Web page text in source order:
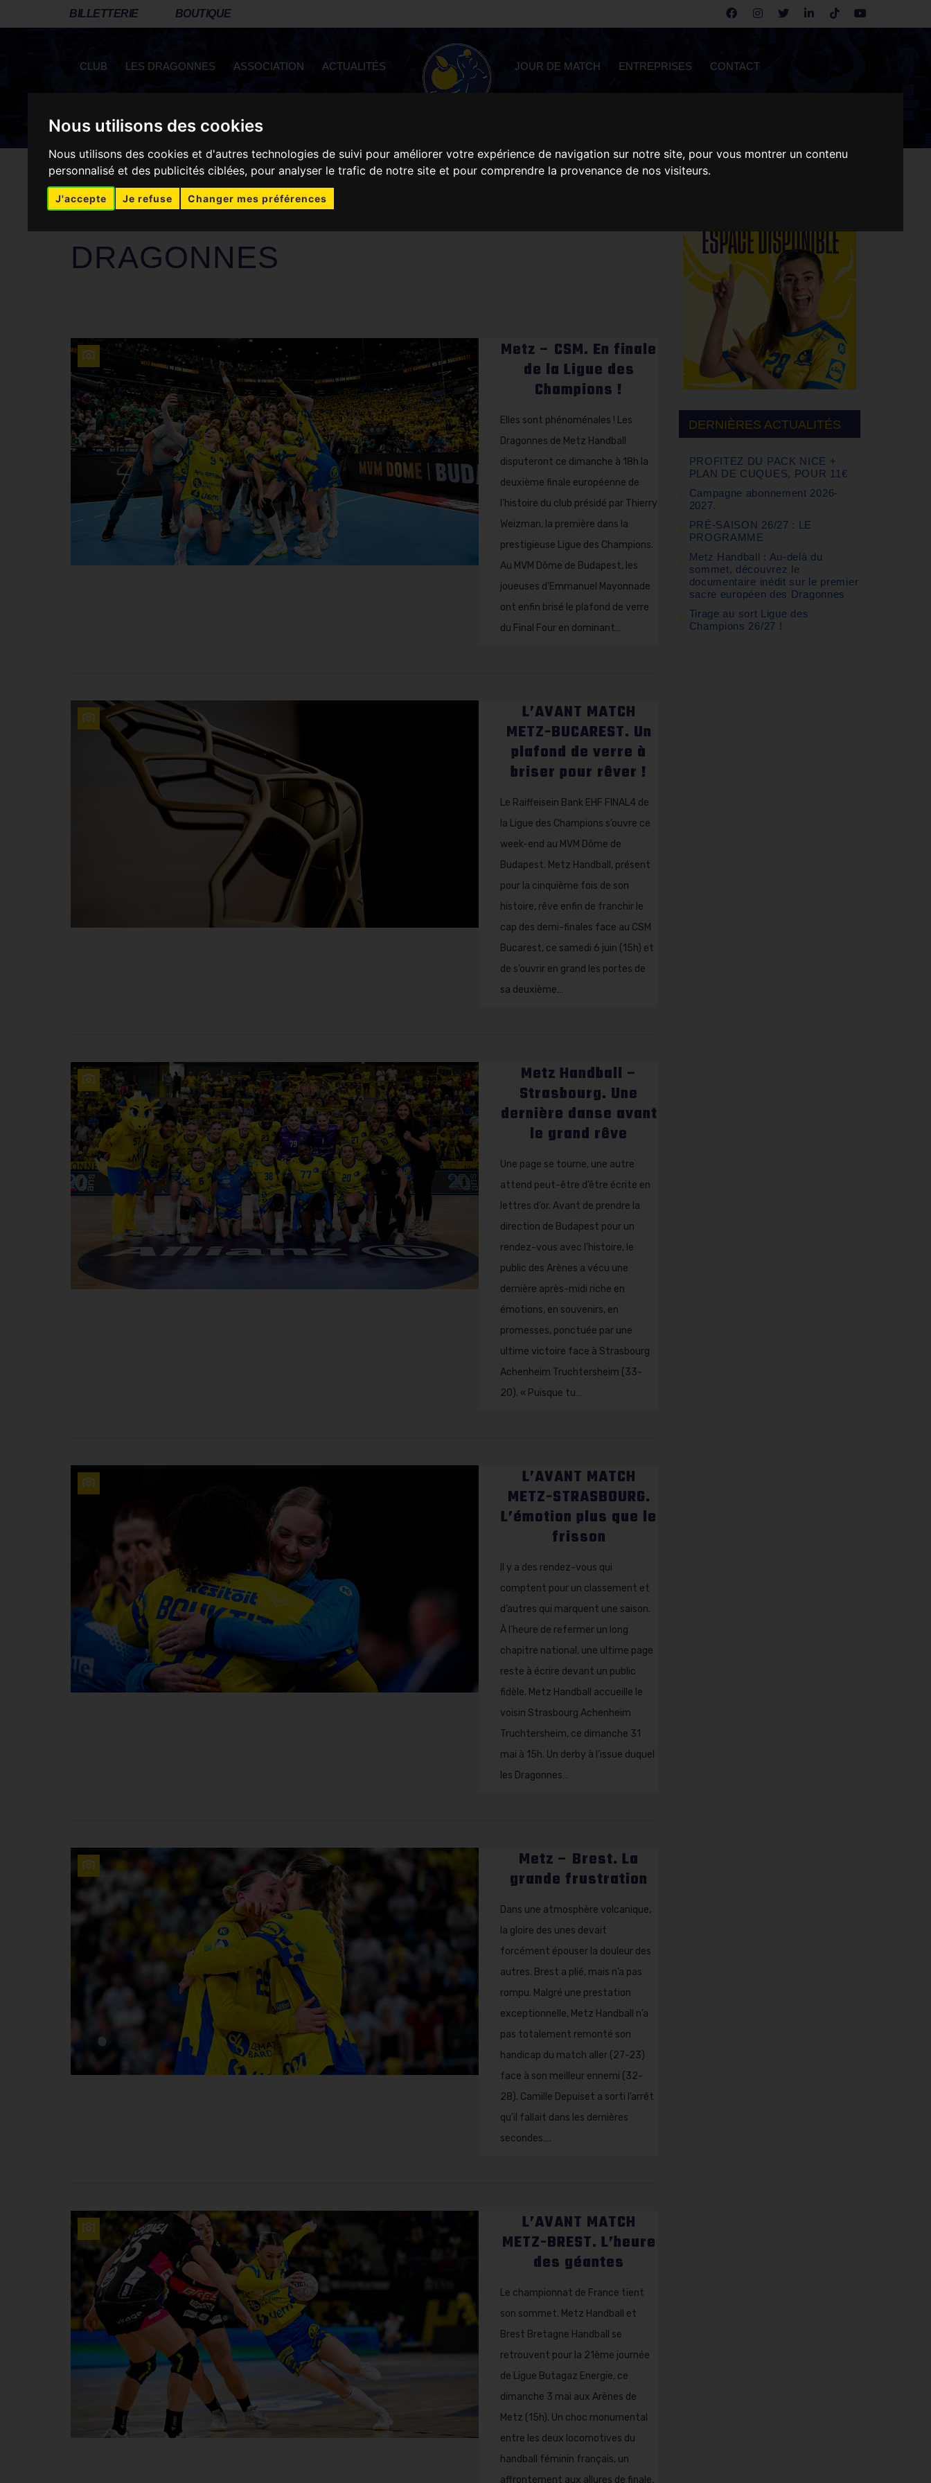
Nous utilisons des cookies
Nous utilisons des cookies et d'autres technologies de suivi pour améliorer votre expérience de navigation sur notre site, pour vous montrer un contenu
personnalisé et des publicités ciblées, pour analyser le trafic de notre site et pour comprendre la provenance de nos visiteurs.
J'accepte Je refuse Changer mes préférences
BILLETTERIE BOUTIQUE
CLUB LES DRAGONNES ASSOCIATION ACTUALITÉS JOUR DE MATCH ENTREPRISES CONTACT
RÉSEAUX SOCIAUX
Metz Handball > Actus Dragonnes > Dragonnes > Dragonnes
DRAGONNES
Metz – CSM. En finale
de la Ligue des
Champions !
Elles sont phénoménales ! Les
Dragonnes de Metz Handball
disputeront ce dimanche à 18h la
deuxième finale européenne de
l’histoire du club présidé par Thierry
Weizman, la première dans la
prestigieuse Ligue des Champions.
Au MVM Dôme de Budapest, les
joueuses d’Emmanuel Mayonnade
ont enfin brisé le plafond de verre
du Final Four en dominant…
L’AVANT MATCH
METZ-BUCAREST. Un
plafond de verre à
briser pour rêver !
Le Raiffeisein Bank EHF FINAL4 de
la Ligue des Champions s’ouvre ce
week-end au MVM Dôme de
Budapest. Metz Handball, présent
pour la cinquième fois de son
histoire, rêve enfin de franchir le
cap des demi-finales face au CSM
Bucarest, ce samedi 6 juin (15h) et
de s’ouvrir en grand les portes de
sa deuxième…
Metz Handball –
Strasbourg. Une
dernière danse avant
le grand rêve
Une page se tourne, une autre
attend peut-être d’être écrite en
lettres d’or. Avant de prendre la
direction de Budapest pour un
rendez-vous avec l’histoire, le
public des Arènes a vécu une
dernière après-midi riche en
émotions, en souvenirs, en
promesses, ponctuée par une
ultime victoire face à Strasbourg
Achenheim Truchtersheim (33-
20). « Puisque tu…
L’AVANT MATCH
METZ-STRASBOURG.
L’émotion plus que le
frisson
Il y a des rendez-vous qui
comptent pour un classement et
d’autres qui marquent une saison.
À l’heure de refermer un long
chapitre national, une ultime page
reste à écrire devant un public
fidèle. Metz Handball accueille le
voisin Strasbourg Achenheim
Truchtersheim, ce dimanche 31
mai à 15h. Un derby à l’issue duquel
les Dragonnes…
Metz – Brest. La
grande frustration
Dans une atmosphère volcanique,
la gloire des unes devait
forcément épouser la douleur des
autres. Brest a plié, mais n’a pas
rompu. Malgré une prestation
exceptionnelle, Metz Handball n’a
pas totalement remonté son
handicap du match aller (27-23)
face à son meilleur ennemi (32-
28). Camille Depuiset a sorti l’arrêt
qu’il fallait dans les dernières
secondes….
L’AVANT MATCH
METZ-BREST. L’heure
des géantes
Le championnat de France tient
son sommet. Metz Handball et
Brest Bretagne Handball se
retrouvent pour la 21ème journée
de Ligue Butagaz Energie, ce
dimanche 3 mai aux Arènes de
Metz (15h). Un choc monumental
entre les deux locomotives du
handball féminin français, un
affrontement aux allures de finale,
DERNIÈRES ACTUALITÉS
PROFITEZ DU PACK NICE +
PLAN DE CUQUES, POUR 11€
Campagne abonnement 2026-
2027.
PRÉ-SAISON 26/27 : LE
PROGRAMME
Metz Handball : Au-delà du
sommet, découvrez le
documentaire inédit sur le premier
sacre européen des Dragonnes
Tirage au sort Ligue des
Champions 26/27 !